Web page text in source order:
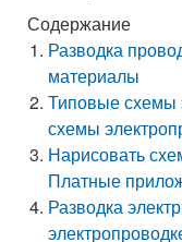
Содержание
Разводка
материалы
Типовые схемы
схемы
Нарисовать
Платные
Разводка